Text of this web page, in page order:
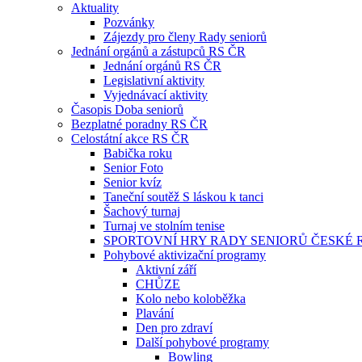
Aktuality
Pozvánky
Zájezdy pro členy Rady seniorů
Jednání orgánů a zástupců RS ČR
Jednání orgánů RS ČR
Legislativní aktivity
Vyjednávací aktivity
Časopis Doba seniorů
Bezplatné poradny RS ČR
Celostátní akce RS ČR
Babička roku
Senior Foto
Senior kvíz
Taneční soutěž S láskou k tanci
Šachový turnaj
Turnaj ve stolním tenise
SPORTOVNÍ HRY RADY SENIORŮ ČESKÉ
Pohybové aktivizační programy
Aktivní září
CHŮZE
Kolo nebo koloběžka
Plavání
Den pro zdraví
Další pohybové programy
Bowling